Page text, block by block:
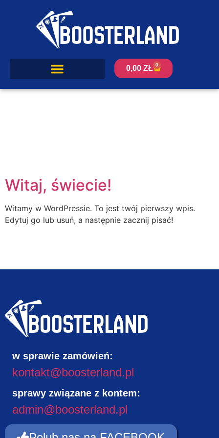
0,00 ZŁ 0
Witaj, świecie!
Witamy w WordPressie. To jest twój pierwszy wpis.
Edytuj go lub usuń, a następnie zacznij pisać!
w sprawie zamówień:
kontakt@boosterland.pl
sprawy związane z kontem:
admin@boosterland.pl